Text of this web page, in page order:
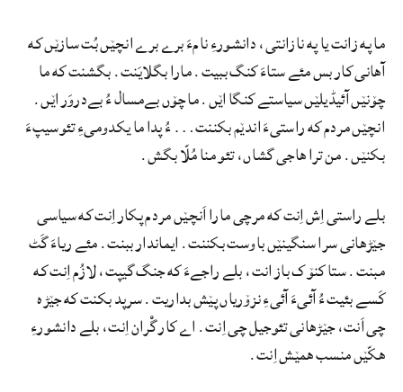
ما په زانت یا په نازانتی، دانشورءِ نامءَ برے برے انچێں بُت سازێں که
آهانی کار بس مئے ستاءَ کنگ ببیت. مارا بگلایَنت. بگشنت که ما
چۆنێں آئیڈیلێں سیاستے کنگا اێں. ما چۆں بےمسال ءُ بےدروَر اێں.
انچێں مردم که راستیءَ اندێم بکننت… ءُ پدا ما یکدومیءِ تئوسیپءَ
بکنێں. من ترا هاجی گشاں، تئو منا مُلّا بگش.
بلے راستی اِش اِنت که مرچی مارا اَنچێں مردم پکار اِنت که سیاسی
جێڑهانی سرا سنگینێں باوست بکننت. ایماندار ببنت. مئے ریاءَ گَٹ
مبنت. ستا کنۆک باز انت، بلے راجےءَ که جنگ گیپت، لازُم اِنت که
کَسے بئیت ءُ آئیءَ آئیءِ نزۆریاں پێش بداریت. سرپد بکنت که جێڑہ
چی اَنت، جێڑهانی تئوجیل چی اِنت. اے کار گْران اِنت، بلے دانشورءِ
هکّێں منسب همێش اِنت.